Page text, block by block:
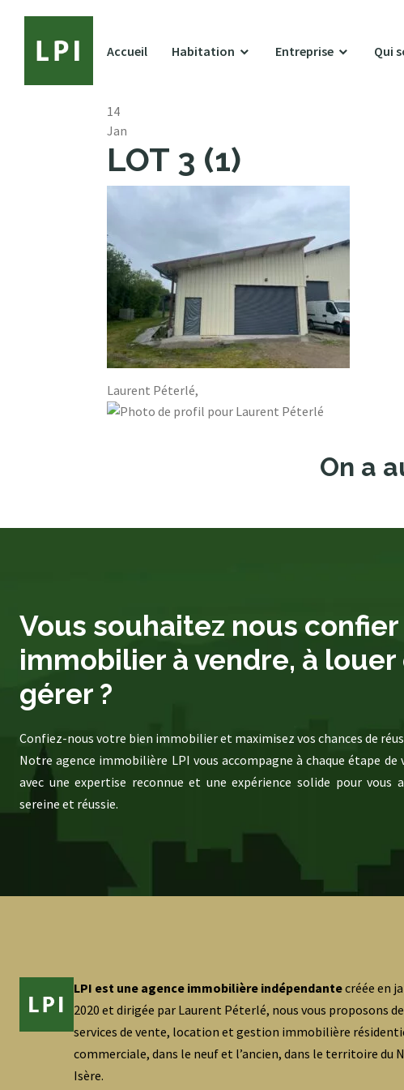
Accueil Habitation Entreprise Qui
14
Jan
LOT 3 (1)
Laurent Péterlé,
On a
Vous souhaitez nous
immobilier à vendre, à louer
gérer ?
Confiez-nous votre bien immobilier et maximisez vos chances de
Notre agence immobilière LPI vous accompagne à chaque étape
avec une expertise reconnue et une expérience solide pour vous
sereine et réussie.
LPI est une agence immobilière indépendantecréée en
2020 et dirigée par Laurent Péterlé, nous vous proposons
services de vente, location et gestion immobilière
commerciale, dans le neuf et l’ancien, dans le territoire du
Isère.